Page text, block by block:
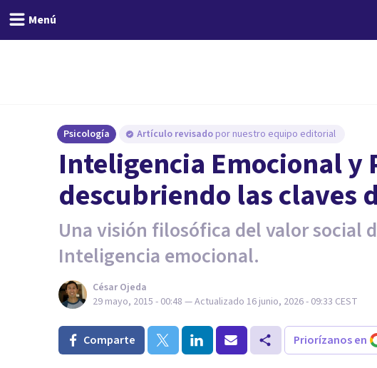
Menú
Psicología Artículo revisado por nuestro equipo editorial
Inteligencia Emocional y
descubriendo las claves
Una visión filosófica del valor social
Inteligencia emocional.
César Ojeda
29 mayo, 2015 - 00:48 — Actualizado 16 junio, 2026 - 09:33 CEST
Comparte Priorízanos en